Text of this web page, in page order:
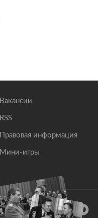
Вакансии
RSS
Правовая информация
Мини-игры